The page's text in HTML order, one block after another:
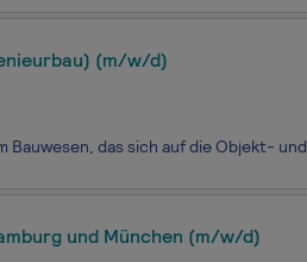
(m/w/d)
und München (m/w/d)